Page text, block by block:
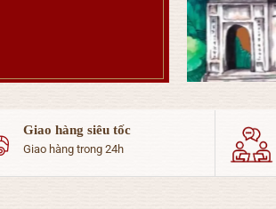
Giao hàng siêu tốc
Giao hàng trong 24h